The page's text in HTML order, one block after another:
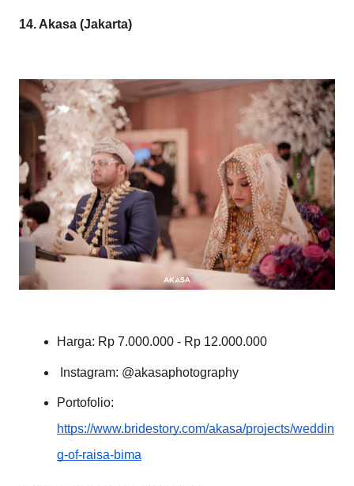
14. Akasa (Jakarta)
Harga: Rp 7.000.000 - Rp 12.000.000
Instagram: @akasaphotography
Portofolio:
https://www.bridestory.com/akasa/projects/weddin
g-of-raisa-bima